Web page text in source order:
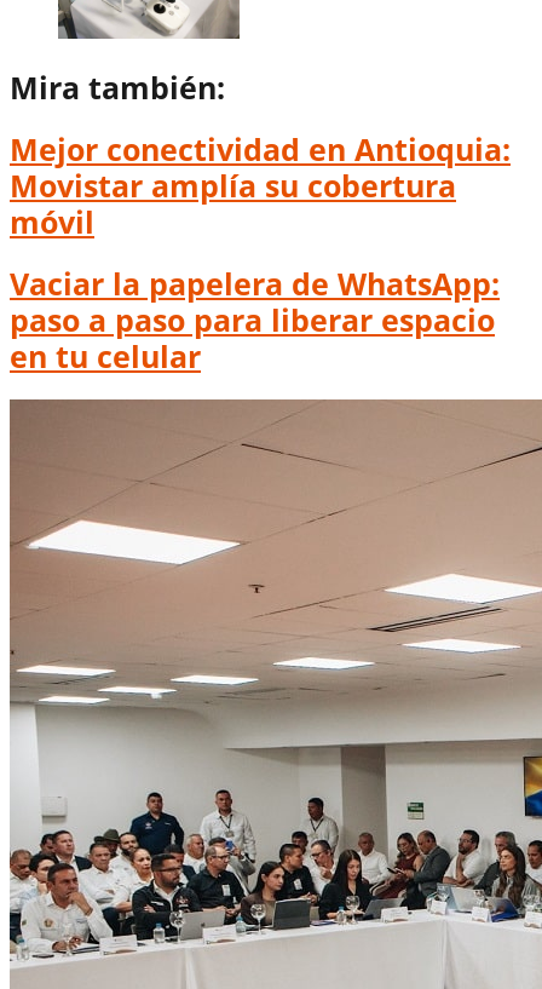
Mira también:
Mejor conectividad en Antioquia:
Movistar amplía su cobertura
móvil
Vaciar la papelera de WhatsApp:
paso a paso para liberar espacio
en tu celular